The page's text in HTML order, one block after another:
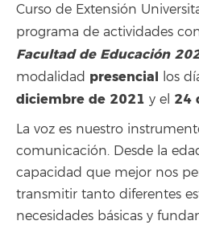
Curso de Extensión
programa de actividades
Facultad de Educación
modalidad presencial los
diciembre de 2021 y el 24
La voz es nuestro
comunicación. Desde la
capacidad que mejor nos
transmitir tanto diferentes
necesidades básicas y